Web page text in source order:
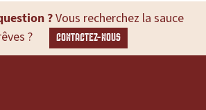
?Vous recherchez la sauce
?
CONTACTEZ-NOUS